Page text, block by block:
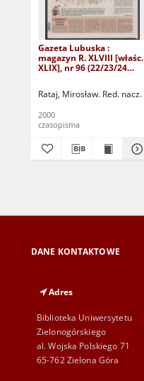
Gazeta Lubuska :
magazyn R. XLVIII [właśc.
XLIX], nr 96 (22/23/24
Rataj, Mirosław. Red. nacz.
2000
czasopisma
DANE KONTAKTOWE
Adres
Biblioteka Uniwersytetu
Zielonogórskiego
al. Wojska Polskiego 71
65-762 Zielona Góra